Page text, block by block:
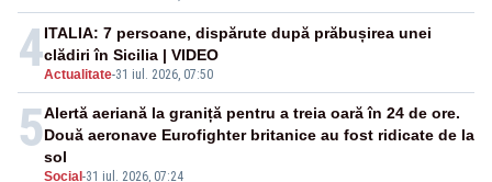
4Actualitate-31 iul. 2026, 07:50
ITALIA: 7 persoane, dispărute după prăbușirea unei
clădiri în Sicilia | VIDEO
5
Social -31 iul. 2026, 07:24
Alertă aeriană la graniță pentru a treia oară în 24 de ore.
Două aeronave Eurofighter britanice au fost ridicate de la
sol